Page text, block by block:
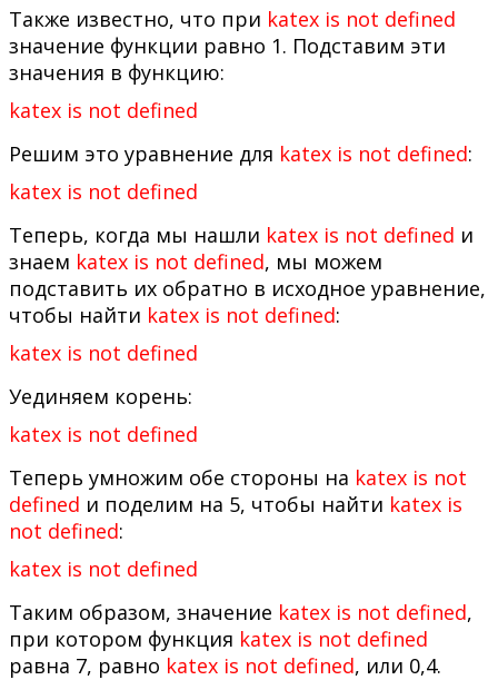
Также известно, что при katex is not defined
значение функции равно 1. Подставим эти
значения в функцию:
katex is not defined
Решим это уравнение для katex is not defined:
katex is not defined
Теперь, когда мы нашли katex is not defined и
знаем katex is not defined, мы можем
подставить их обратно в исходное уравнение,
чтобы найти katex is not defined:
katex is not defined
Уединяем корень:
katex is not defined
Теперь умножим обе стороны на katex is not
defined и поделим на 5, чтобы найти katex is
not defined:
katex is not defined
Таким образом, значение katex is not defined,
при котором функция katex is not defined
равна 7, равно katex is not defined, или 0,4.